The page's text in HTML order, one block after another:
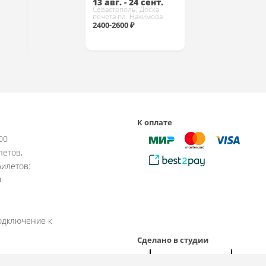
13 авг. - 24 сент.
Севастополь, Доска
почета пл. Нахимова
2400-2600 ₽
к
К оплате
Сделано в студии